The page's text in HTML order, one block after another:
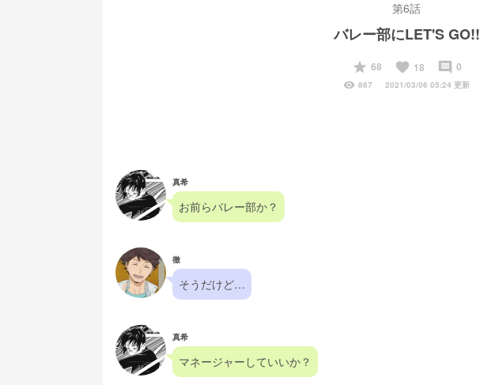
第6話
バレー部にLET'S GO!!
start
68 favorite 18 insert_comment 0
visibility 867 2021/03/06 05:24 更新
真希
お前らバレー部か？
徹
そうだけど…
真希
マネージャーしていいか？